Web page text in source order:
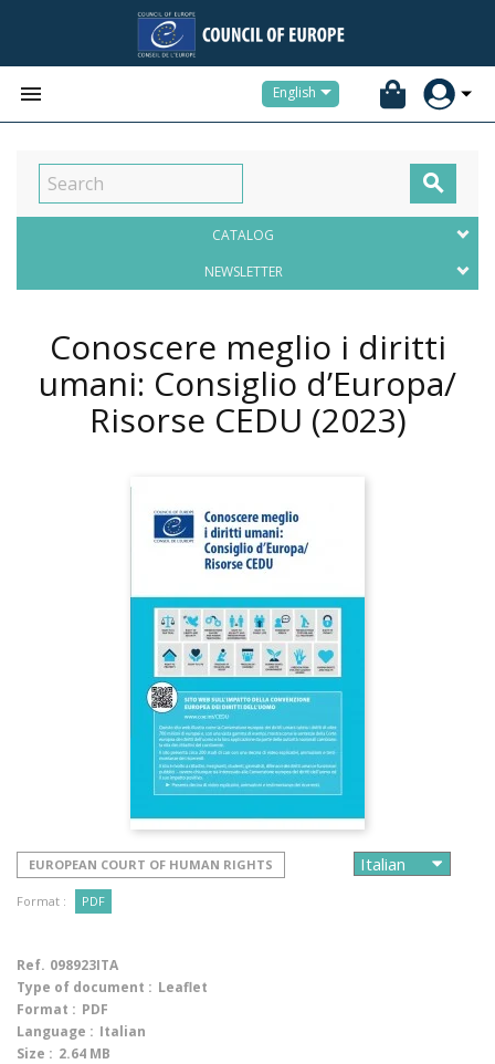
 English

CATALOG
NEWSLETTER
Conoscere meglio i diritti
umani: Consiglio d’Europa/
Risorse CEDU (2023)
EUROPEAN COURT OF HUMAN RIGHTS
Format : PDF
Ref. 098923ITA
Type of document : Leaflet
Format : PDF
Language : Italian
Size : 2.64 MB